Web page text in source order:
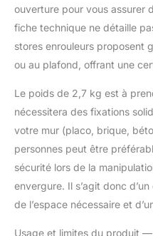
ouverture pour vous assurer
fiche technique ne détaille
stores enrouleurs proposent
ou au plafond, offrant une
Le poids de 2,7 kg est à
nécessitera des fixations
votre mur (placo, brique,
personnes peut être
sécurité lors de la
envergure. Il s’agit donc
de l’espace nécessaire et
Usage et limites du produit